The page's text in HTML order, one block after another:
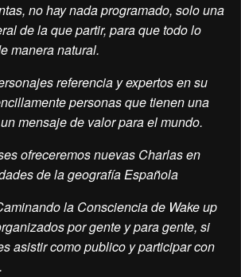
no hay nada programado, solo una
de la que partir, para que todo lo
manera natural.
referencia y expertos en su
personas que tienen una
mensaje de valor para el mundo.
ofreceremos nuevas Charlas en
de la geografía Española
la Consciencia de Wake up
por gente y para gente, si
asistir como publico y participar con